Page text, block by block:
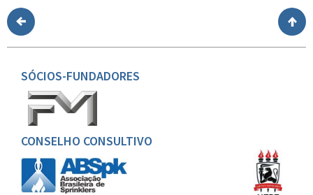
SÓCIOS-FUNDADORES
CONSELHO CONSULTIVO